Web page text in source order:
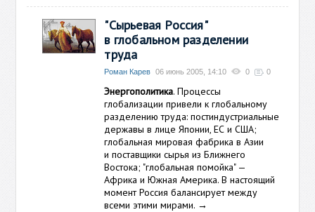
"Сырьевая Россия"
в глобальном разделении
труда
Роман Карев 06 июнь 2005, 14:10 0 0
Энергополитика. Процессы
глобализации привели к глобальному
разделению труда: постиндустриальные
державы в лице Японии, ЕС и США;
глобальная мировая фабрика в Азии
и поставщики сырья из Ближнего
Востока; "глобальная помойка" —
Африка и Южная Америка. В настоящий
момент Россия балансирует между
всеми этими мирами. →